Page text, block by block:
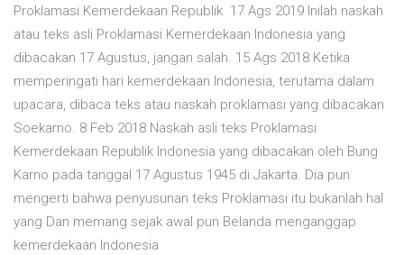
Proklamasi Kemerdekaan Republik 17 Ags 2019 Inilah naskah
atau teks asli Proklamasi Kemerdekaan Indonesia yang
dibacakan 17 Agustus, jangan salah. 15 Ags 2018 Ketika
memperingati hari kemerdekaan Indonesia, terutama dalam
upacara, dibaca teks atau naskah proklamasi yang dibacakan
Soekarno. 8 Feb 2018 Naskah asli teks Proklamasi
Kemerdekaan Republik Indonesia yang dibacakan oleh Bung
Karno pada tanggal 17 Agustus 1945 di Jakarta. Dia pun
mengerti bahwa penyusunan teks Proklamasi itu bukanlah hal
yang Dan memang sejak awal pun Belanda menganggap
kemerdekaan Indonesia